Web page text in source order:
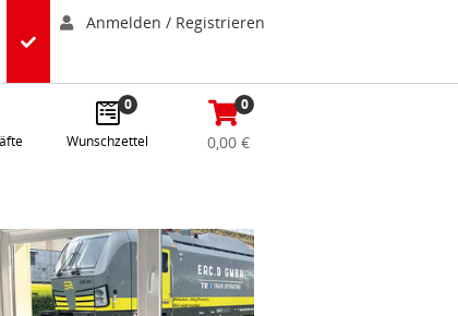
Anmelden / Registrieren
0
Wunschzettel
0
0,00 €
öffnet sich im aktuellen Fenster.
EUROTRAIN-Exklusiv-Modell. Die Seite öffnet sich im